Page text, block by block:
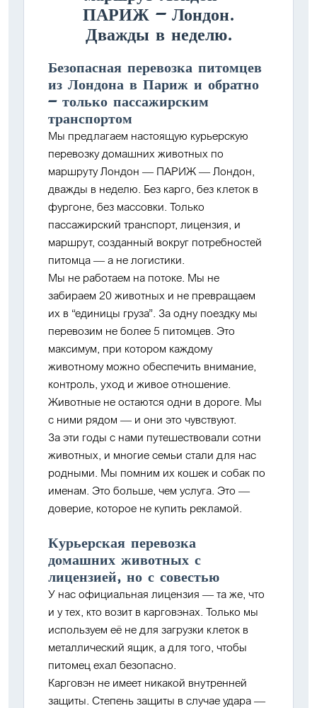
ПАРИЖ — Лондон.
Дважды в неделю.
Безопасная перевозка питомцев
из Лондона в Париж и обратно
— только пассажирским
транспортом
Мы предлагаем настоящую курьерскую
перевозку домашних животных по
маршрутуЛондон — ПАРИЖ — Лондон,
дважды в неделю. Без карго, без клеток в
фургоне, без массовки. Только
пассажирский транспорт, лицензия, и
маршрут, созданный вокруг потребностей
питомца — а не логистики.
Мы не работаем на потоке. Мы не
забираем 20 животных и не превращаем
их в “единицы груза”. За одну поездку мы
перевозим не более 5 питомцев. Это
максимум, при котором каждому
животному можно обеспечить внимание,
контроль, уход и живое отношение.
Животные не остаются одни в дороге. Мы
с ними рядом — и они это чувствуют.
За эти годы с нами путешествовали сотни
животных, и многие семьи стали для нас
родными. Мы помним их кошек и собак по
именам. Это больше, чем услуга. Это —
доверие, которое не купить рекламой.
Курьерская перевозка
домашних животных с
лицензией, но с совестью
У нас официальная лицензия — та же, что
и у тех, кто возит в карговэнах. Только мы
используем её не для загрузки клеток в
металлический ящик, а для того, чтобы
питомец ехал безопасно.
Карговэн не имеет никакой внутренней
защиты. Степень защиты в случае удара —